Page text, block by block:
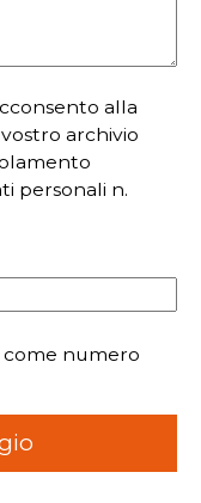
alla
archivio
personali n.
numero